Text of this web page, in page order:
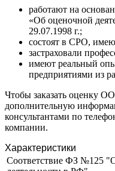
работают на
«Об оценочной
29.07.1998 г.;
состоят в СРО,
застраховали
имеют реальный
предприятиями из
Чтобы заказать оценку
дополнительную
консультантами по
компании.
Характеристики
Соответствие ФЗ №125
Зеленодольск
Златоуст
Иваново
Ивантеевка
Ипатово
Ирбит
Иркутск
Искитим
Истра